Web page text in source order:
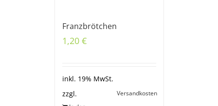
Franzbrötchen
1,20 €
inkl. 19% MwSt.
zzgl.
Versandkosten